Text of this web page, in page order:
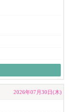
がマンツーマンで
安がある方や未
応募、お待ちし
2026年07月30日(木)